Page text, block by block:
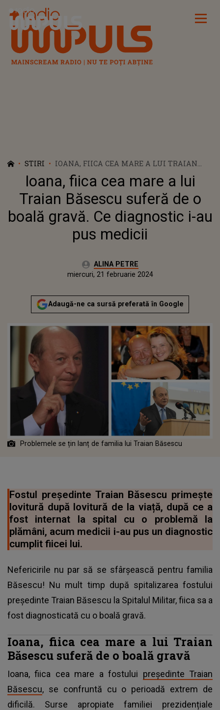
Radio Impuls
STIRI
IOANA, FIICA CEA MARE A LUI TRAIAN
BĂSESCU SUFERĂ DE O BOALĂ GRAVĂ. CE
DIAGNOSTIC I-AU PUS MEDICII
Ioana, fiica cea mare a lui
Traian Băsescu suferă de o
boală gravă. Ce diagnostic i-au
pus medicii
Autor:ALINA PETRE
miercuri, 21 februarie 2024
Actualizat:
miercuri, 21 februarie 2024
Adaugă-ne ca sursă preferată în Google
Problemele se țin lanț de familia lui Traian Băsescu
Fostul președinte Traian Băsescu primește
lovitură după lovitură de la viață, după ce a
fost internat la spital cu o problemă la
plămâni, acum medicii i-au pus un diagnostic
cumplit fiicei lui.
Nefericirile nu par să se sfârșească pentru familia
Băsescu! Nu mult timp după spitalizarea fostului
președinte Traian Băsescu la Spitalul Militar, fiica sa a
fost diagnosticată cu o boală gravă.
Ioana, fiica cea mare a lui Traian
Băsescu suferă de o boală gravă
Ioana, fiica cea mare a fostului președinte Traian
Băsescu, se confruntă cu o perioadă extrem de
dificilă. Surse apropiate familiei prezidențiale